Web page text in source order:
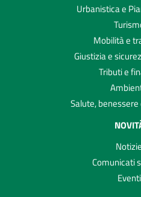
Urbanistica e
Mobilità e
Giustizia e
Tributi e
Salute,
Notizie
Comunicati
Eventi